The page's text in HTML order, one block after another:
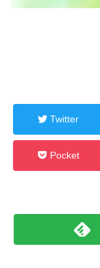
Twitter
Pocket